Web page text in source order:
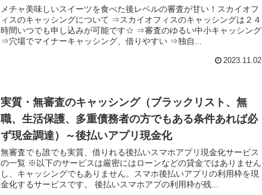
メチャ美味しいスイーツを食べた後レベルの審査が甘い！スカイオフ
ィスのキャッシングについて ⇒スカイオフィスのキャッシングは２４
時間いつでも申し込みが可能です☆ ⇒審査のゆるい中小キャッシング
⇒穴場でマイナーキャッシング、借りやすい ⇒独自...
2023.11.02
実質・無審査のキャッシング（ブラックリスト、無
職、生活保護、多重債務者の方でもある条件あれば必
ず現金調達）～後払いアプリ現金化
無審査でも誰でも実質、借りれる後払いスマホアプリ現金化サービス
の一覧 ※以下のサービスは厳密にはローンなどの貸金ではありません
し、キャッシングでもありません。スマホ後払いアプリの利用枠を現
金化するサービスです。 後払いスマホアプの利用枠が残...